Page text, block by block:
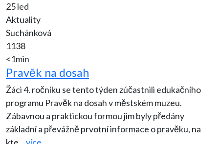
25 led
Aktuality
Suchánková
1138
<1min
Pravěk na dosah
Žáci 4. ročníku se tento týden zúčastnili edukačního
programu Pravěk na dosah v městském muzeu.
Zábavnou a praktickou formou jim byly předány
základní a převážně prvotní informace o pravěku, na